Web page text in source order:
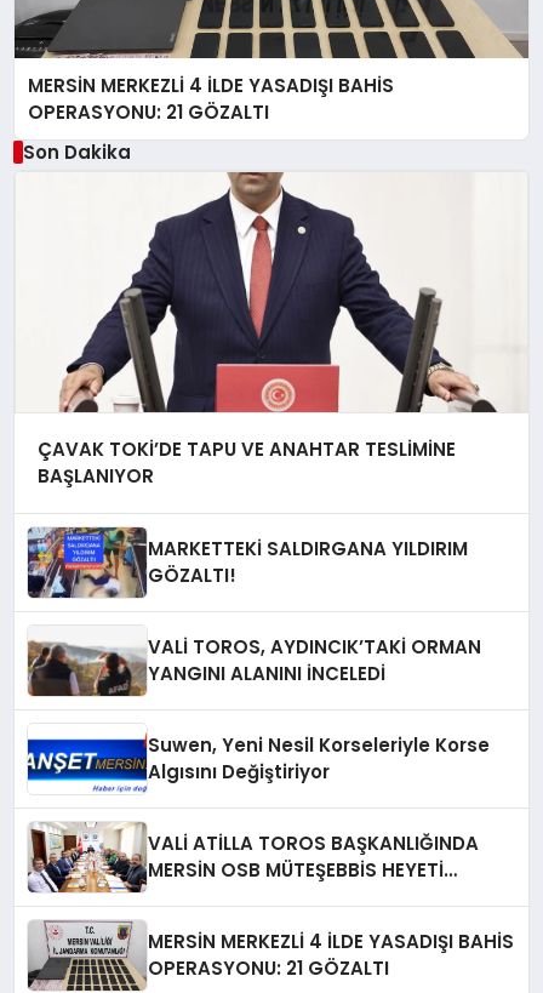
MERSİN MERKEZLİ 4 İLDE YASADIŞI BAHİS
OPERASYONU: 21 GÖZALTI
Son Dakika
ÇAVAK TOKİ’DE TAPU VE ANAHTAR TESLİMİNE
BAŞLANIYOR
MARKETTEKİ SALDIRGANA YILDIRIM
GÖZALTI!
VALİ TOROS, AYDINCIK’TAKİ ORMAN
YANGINI ALANINI İNCELEDİ
Suwen, Yeni Nesil Korseleriyle Korse
Algısını Değiştiriyor
VALİ ATİLLA TOROS BAŞKANLIĞINDA
MERSİN OSB MÜTEŞEBBİS HEYETİ
MERSİN MERKEZLİ 4 İLDE YASADIŞI BAHİS
OPERASYONU: 21 GÖZALTI